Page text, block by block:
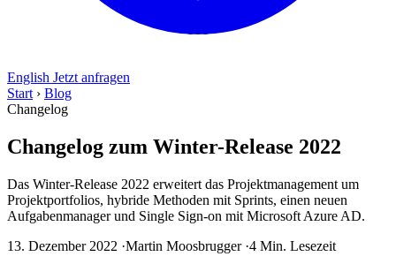
English Jetzt anfragen
Start › Blog
Changelog
Changelog zum Winter-Release 2022
Das Winter-Release 2022 erweitert das Projektmanagement um
Projektportfolios, hybride Methoden mit Sprints, einen neuen
Aufgabenmanager und Single Sign-on mit Microsoft Azure AD.
13. Dezember 2022 ·Martin Moosbrugger ·4 Min. Lesezeit